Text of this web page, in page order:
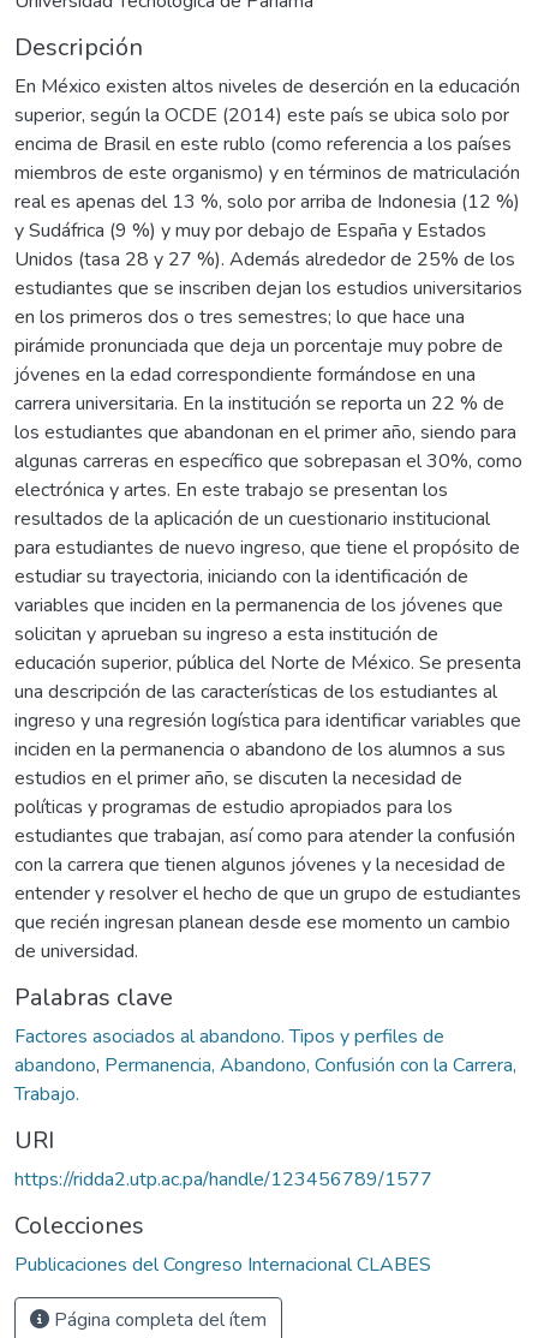
Descripción
En México existen altos niveles de deserción en la educación
superior, según la OCDE (2014) este país se ubica solo por
encima de Brasil en este rublo (como referencia a los países
miembros de este organismo) y en términos de matriculación
real es apenas del 13 %, solo por arriba de Indonesia (12 %)
y Sudáfrica (9 %) y muy por debajo de España y Estados
Unidos (tasa 28 y 27 %). Además alrededor de 25% de los
estudiantes que se inscriben dejan los estudios universitarios
en los primeros dos o tres semestres; lo que hace una
pirámide pronunciada que deja un porcentaje muy pobre de
jóvenes en la edad correspondiente formándose en una
carrera universitaria. En la institución se reporta un 22 % de
los estudiantes que abandonan en el primer año, siendo para
algunas carreras en específico que sobrepasan el 30%, como
electrónica y artes. En este trabajo se presentan los
resultados de la aplicación de un cuestionario institucional
para estudiantes de nuevo ingreso, que tiene el propósito de
estudiar su trayectoria, iniciando con la identificación de
variables que inciden en la permanencia de los jóvenes que
solicitan y aprueban su ingreso a esta institución de
educación superior, pública del Norte de México. Se presenta
una descripción de las características de los estudiantes al
ingreso y una regresión logística para identificar variables que
inciden en la permanencia o abandono de los alumnos a sus
estudios en el primer año, se discuten la necesidad de
políticas y programas de estudio apropiados para los
estudiantes que trabajan, así como para atender la confusión
con la carrera que tienen algunos jóvenes y la necesidad de
entender y resolver el hecho de que un grupo de estudiantes
que recién ingresan planean desde ese momento un cambio
de universidad.
Palabras clave
Factores asociados al abandono. Tipos y perfiles de
abandono, Permanencia, Abandono, Confusión con la Carrera,
Trabajo.
URI
https://ridda2.utp.ac.pa/handle/123456789/1577
Colecciones
Publicaciones del Congreso Internacional CLABES
Página completa del ítem